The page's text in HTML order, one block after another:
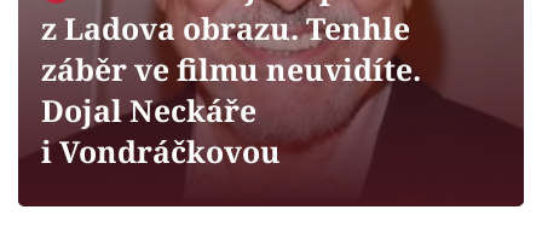
Sledujte prima+
Filmový festival Karlovy Vary
z Ladova obrazu. Tenhle
záběr ve filmu neuvidíte.
Dojal Neckáře
i Vondráčkovou